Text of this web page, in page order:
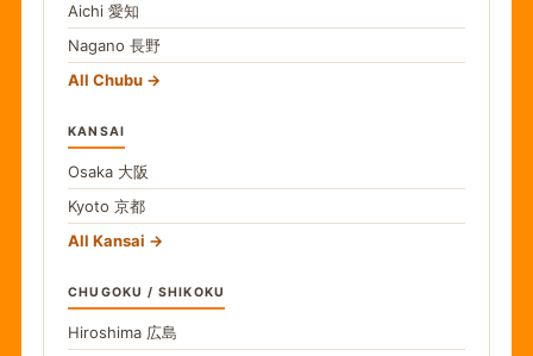
Aichi 愛知
Nagano 長野
All Chubu
KANSAI
Osaka 大阪
Kyoto 京都
All Kansai
CHUGOKU / SHIKOKU
Hiroshima 広島